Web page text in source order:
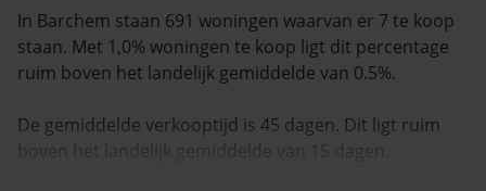
In Barchem staan 691 woningen waarvan er 7 te koop
staan. Met 1,0% woningen te koop ligt dit percentage
ruim boven het landelijk gemiddelde van 0.5%.
De gemiddelde verkooptijd is 45 dagen. Dit ligt ruim
boven het landelijk gemiddelde van 15 dagen.